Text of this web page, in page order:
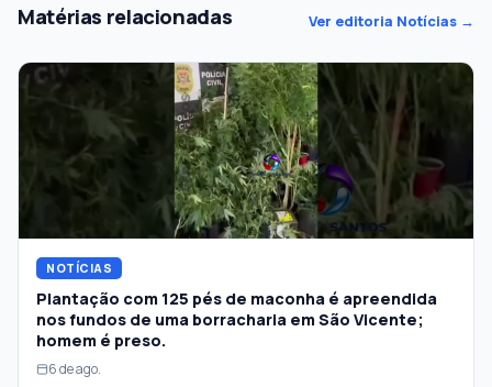
Matérias relacionadas Ver editoria Notícias →
NOTÍCIAS
Plantação com 125 pés de maconha é apreendida
nos fundos de uma borracharia em São Vicente;
homem é preso.
6 de ago.